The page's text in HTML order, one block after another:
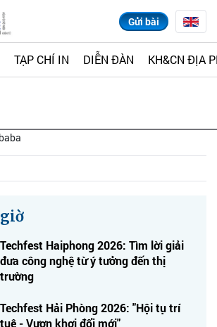
Gửi bài
TẠP CHÍ IN DIỄN ĐÀN KH&CN ĐỊA
Techfest Haiphong 2026: Tìm lời giải
đưa công nghệ từ ý tưởng đến thị
trường
Techfest Hải Phòng 2026: "Hội tụ trí
tuệ - Vươn khơi đổi mới"